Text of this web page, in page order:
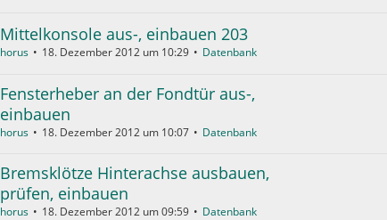
Mittelkonsole aus-, einbauen 203
horus 18. Dezember 2012 um 10:29 Datenbank
Fensterheber an der Fondtür aus-,
einbauen
horus 18. Dezember 2012 um 10:07 Datenbank
Bremsklötze Hinterachse ausbauen,
prüfen, einbauen
horus 18. Dezember 2012 um 09:59 Datenbank